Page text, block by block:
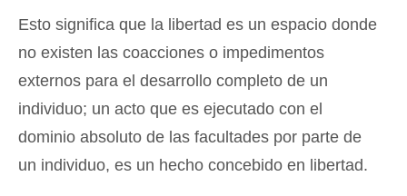
Esto significa que la libertad es un espacio donde
no existen las coacciones o impedimentos
externos para el desarrollo completo de un
individuo; un acto que es ejecutado con el
dominio absoluto de las facultades por parte de
un individuo, es un hecho concebido en libertad.